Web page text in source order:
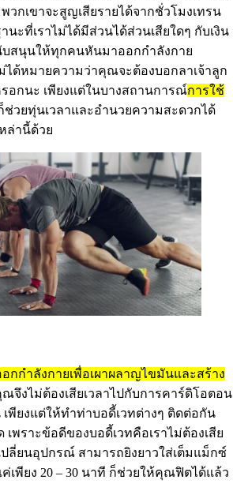
พวกเขาจะสูญเสียรายได้จากชั่วโมงเทรน
ะที่เราไม่ได้มีส่วนได้ส่วนเสียใดๆ กับเงิน
บสนุนให้ทุกคนหันมาออกกำลังกาย
ได้หมายความว่าคุณจะต้องบอกลาเจ้าลูก
อกนะ เพียงแต่ในบางสถานการณ์การใช้
วยทุ่นเวลาและอำนวยความสะดวกได้
ล่านี้ด้วย
อกกำลังกายเพื่อเผาผลาญไขมันและสร้าง
จึงไม่ต้องเสียเวลาไปกับการคาร์ดิโอตอน
เพียงแต่ให้ทำท่าบอดี้เวทต่างๆ ติดต่อกัน
พราะข้อดีของบอดี้เวทคือเราไม่ต้องเสีย
ปลี่ยนอุปกรณ์ สามารถยิงยาวใส่เต็มแม็กซ์
เพียง 20 – 30 นาที ก็ช่วยให้คุณฟิตได้แล้ว